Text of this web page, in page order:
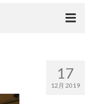
17
12月 2019